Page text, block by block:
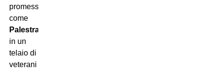
promesse
come
Palestra
in un
telaio di
veterani